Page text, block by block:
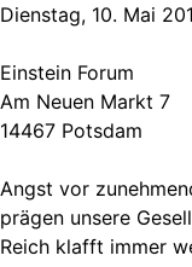
Dienstag, 10. Mai
Einstein Forum
Am Neuen Markt 7
14467 Potsdam
Angst vor
prägen unsere
Reich klafft immer